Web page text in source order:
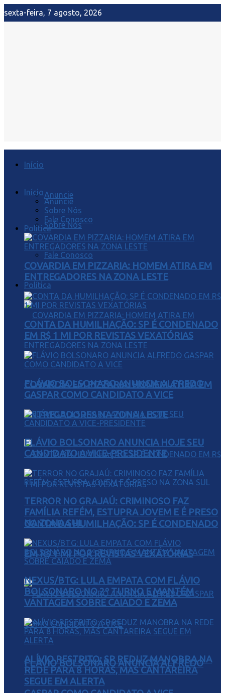
sexta-feira, 7 agosto, 2026
Início
Anuncie
Sobre Nós
Fale Conosco
Política
COVARDIA EM PIZZARIA: HOMEM ATIRA EM
ENTREGADORES NA ZONA LESTE
CONTA DA HUMILHAÇÃO: SP É CONDENADO
EM R$ 1 MI POR REVISTAS VEXATÓRIAS
FLÁVIO BOLSONARO ANUNCIA ALFREDO
Início
Anuncie
Sobre Nós
Fale Conosco
Política
COVARDIA EM PIZZARIA: HOMEM ATIRA EM
ENTREGADORES NA ZONA LESTE
CONTA DA HUMILHAÇÃO: SP É CONDENADO
EM R$ 1 MI POR REVISTAS VEXATÓRIAS
FLÁVIO BOLSONARO ANUNCIA ALFREDO
GASPAR COMO CANDIDATO A VICE
FLÁVIO BOLSONARO ANUNCIA HOJE SEU
CANDIDATO A VICE-PRESIDENTE
TERROR NO GRAJAÚ: CRIMINOSO FAZ
FAMÍLIA REFÉM, ESTUPRA JOVEM E É PRESO
NA ZONA SUL
NEXUS/BTG: LULA EMPATA COM FLÁVIO
BOLSONARO NO 2º TURNO E MANTÉM
VANTAGEM SOBRE CAIADO E ZEMA
ALÍVIO RESTRITO: SP REDUZ MANOBRA NA
REDE PARA 8 HORAS, MAS CANTAREIRA
SEGUE EM ALERTA